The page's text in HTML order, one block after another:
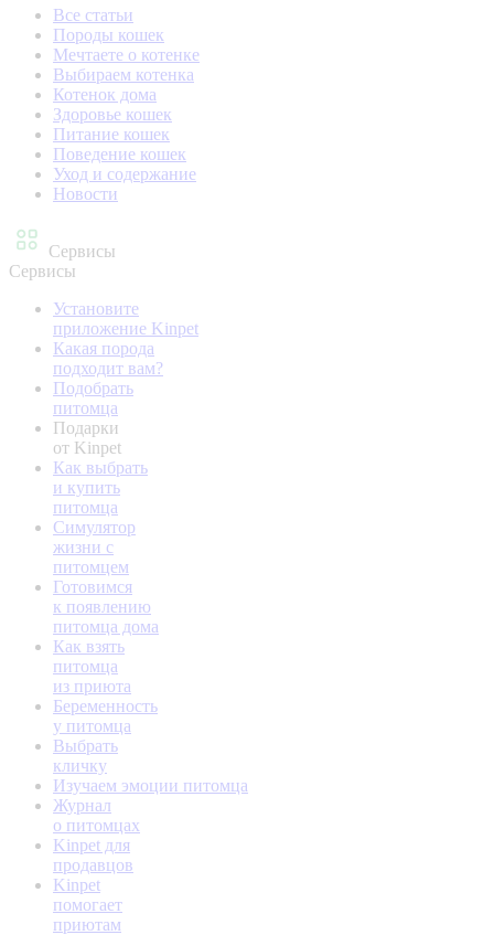
Все статьи
Породы кошек
Мечтаете о котенке
Выбираем котенка
Котенок дома
Здоровье кошек
Питание кошек
Поведение кошек
Уход и содержание
Новости
Сервисы
Сервисы
Установите
приложение Kinpet
Какая порода
подходит вам?
Подобрать
питомца
Подарки
от Kinpet
Как выбрать
и купить
питомца
Симулятор
жизни с
питомцем
Готовимся
к появлению
питомца дома
Как взять
питомца
из приюта
Беременность
у питомца
Выбрать
кличку
Изучаем эмоции питомца
Журнал
о питомцах
Kinpet для
продавцов
Kinpet
помогает
приютам